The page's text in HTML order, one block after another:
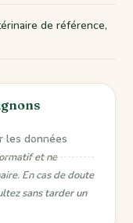
de référence,
les données
et ne
En cas de doute
sans tarder un